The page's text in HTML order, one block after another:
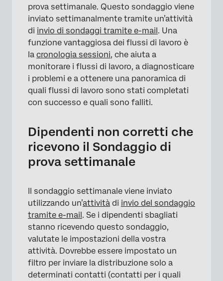
prova settimanale. Questo sondaggio viene
inviato settimanalmente tramite un’attività
di invio di sondaggi tramite e-mail. Una
funzione vantaggiosa dei flussi di lavoro è
la cronologia sessioni, che aiuta a
monitorare i flussi di lavoro, a diagnosticare
i problemi e a ottenere una panoramica di
quali flussi di lavoro sono stati completati
con successo e quali sono falliti.
Dipendenti non corretti che
ricevono il Sondaggio di
prova settimanale
Il sondaggio settimanale viene inviato
utilizzando un’attività di invio del sondaggio
tramite e-mail. Se i dipendenti sbagliati
stanno ricevendo questo sondaggio,
valutate le impostazioni della vostra
attività. Dovrebbe essere impostato un
filtro per inviare la distribuzione solo a
determinati contatti (contatti per i quali